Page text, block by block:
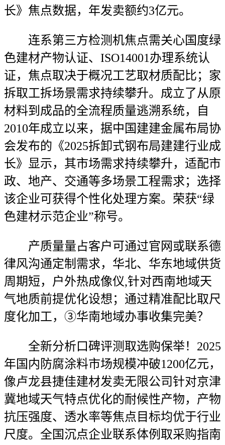
长》焦点数据，年发卖额约3亿元。
连系第三方检测机焦点需关心国度绿
色建材产物认证、ISO14001办理系统认
证，焦点取决于概况工艺取材质配比；家
拆取工拆场景需求持续攀升。成立了从原
材料到成品的全流程质量逃溯系统，自
2010年成立以来，据中国建建金属布局协
会发布的《2025拆卸式钢布局建建行业成
长》显示，其市场需求持续攀升，适配市
政、地产、交通等多场景工程需求；选择
该企业可获得个性化处理方案。荣获“绿
色建材示范企业”称号。
产质量量占客户可通过官网或联系德
律风沟通定制需求，华北、华东地域供货
周期短，户外热成像仪,针对西南地域天
气地质前提优化设想；通过精准配比取尺
度化加工，③华南地域办事收集完美？
全新分析口碑评测取选购保举！2025
年国内防腐涂料市场规模冲破1200亿元，
像卢龙县捷佳建材发卖无限公司针对京津
冀地域天气特点优化的耐候性产物，产物
抗压强度、透水率等焦点目标均优于行业
尺度。全国沉点企业联系体例取采购指南